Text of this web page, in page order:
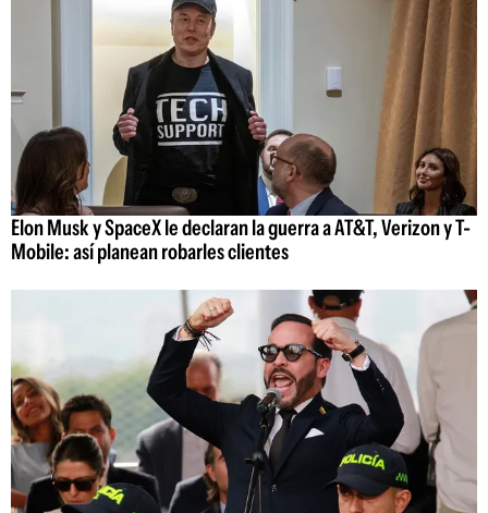
Elon Musk y SpaceX le declaran la guerra a AT&T, Verizon y T-
Mobile: así planean robarles clientes